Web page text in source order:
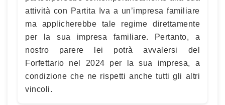
attività con Partita Iva a un’impresa familiare
ma applicherebbe tale regime direttamente
per la sua impresa familiare. Pertanto, a
nostro parere lei potrà avvalersi del
Forfettario nel 2024 per la sua impresa, a
condizione che ne rispetti anche tutti gli altri
vincoli.